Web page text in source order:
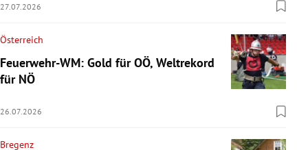
27.07.2026
Österreich
Feuerwehr-WM: Gold für OÖ, Weltrekord
für NÖ
26.07.2026
Bregenz